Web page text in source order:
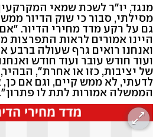
מנגד, יו"ר לשכת שמאי
מסילתי, סבור כי שוק הדיור
גם על רקע מדד מחירי הדיור.
היינו אמורים לראות התפרצות
ואנחנו רואים גרף שעולה ברבע
ועוד חודש עובר ועוד חודש
של יציבות, כזו או אחרת",
לדעתי, לא ממש קיים, וגם אם כן,
הממשלה אמורות לתת לו פתרון".